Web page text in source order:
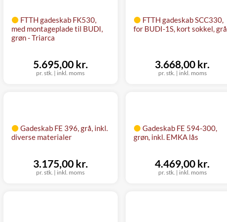
FTTH gadeskab FK530,
med montageplade til BUDI,
grøn - Triarca
pr. stk. | inkl. moms
5.695,00 kr.
FTTH gadeskab SCC330,
for BUDI-1S, kort sokkel, grå
pr. stk. | inkl. moms
3.668,00 kr.
Gadeskab FE 396, grå, inkl.
diverse materialer
pr. stk. | inkl. moms
3.175,00 kr.
Gadeskab FE 594-300,
grøn, inkl. EMKA lås
pr. stk. | inkl. moms
4.469,00 kr.